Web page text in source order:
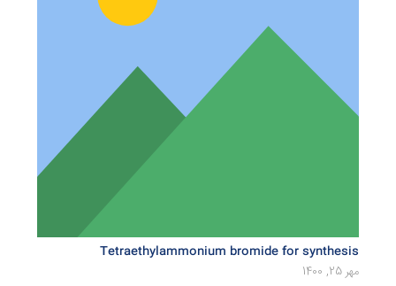
Tetraethylammonium bromide for synthesis
مهر 25, 1400